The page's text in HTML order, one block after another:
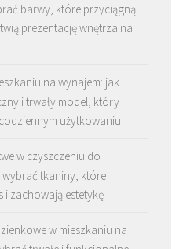
barwy, które przyciągną
prezentację wnętrza na
na wynajem: jak
i trwały model, który
użytkowaniu
w czyszczeniu do
wybrać tkaniny, które
i zachowają estetykę
w mieszkaniu na